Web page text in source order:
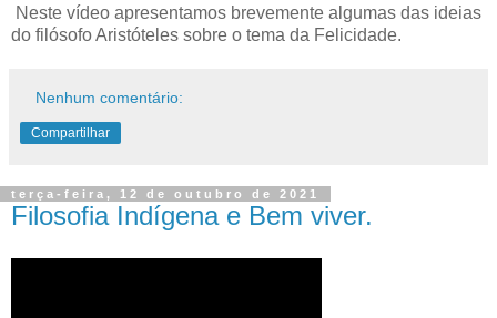
Neste vídeo apresentamos brevemente algumas das ideias
do filósofo Aristóteles sobre o tema da Felicidade.
Nenhum comentário:
Compartilhar
terça-feira, 12 de outubro de 2021
Filosofia Indígena e Bem viver.